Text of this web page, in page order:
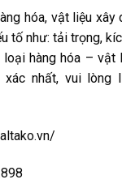
hóa, vật liệu
tố như: tải trọng,
loại hàng hóa –
xác nhất, vui lòng